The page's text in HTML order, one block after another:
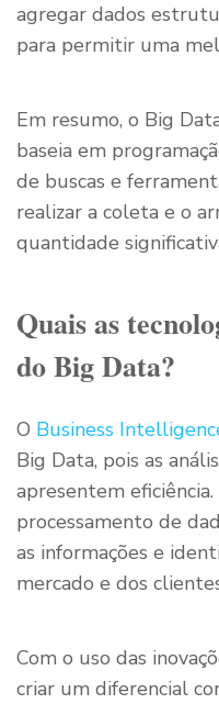
agregar dados
para permitir uma
Em resumo, o Big
baseia em
de buscas e
realizar a coleta e o
quantidade
Quais as
do Big Data?
O Business
Big Data, pois as
apresentem
processamento de
as informações e
mercado e dos
Com o uso das
criar um diferencial